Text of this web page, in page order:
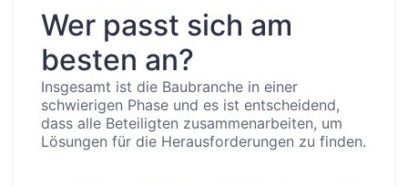
Wer passt sich am
besten an?
Insgesamt ist die Baubranche in einer
schwierigen Phase und es ist entscheidend,
dass alle Beteiligten zusammenarbeiten, um
Lösungen für die Herausforderungen zu finden.